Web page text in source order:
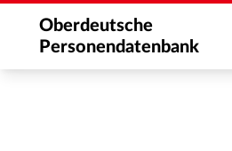
Oberdeutsche
Personendatenbank